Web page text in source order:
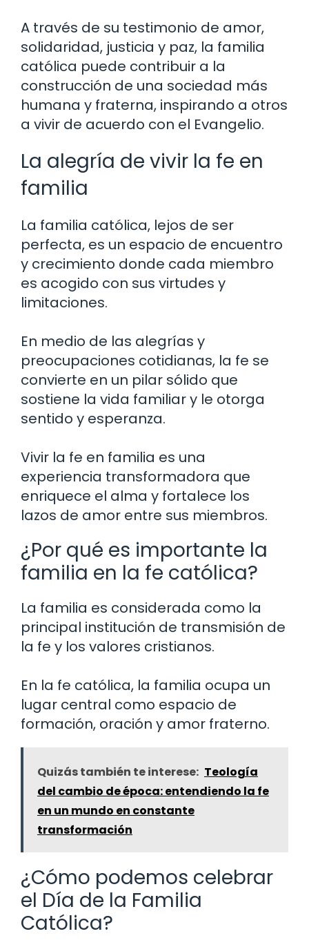
A través de su testimonio de amor,
solidaridad, justicia y paz, la familia
católica puede contribuir a la
construcción de una sociedad más
humana y fraterna, inspirando a otros
a vivir de acuerdo con el Evangelio.
La alegría de vivir la fe en
familia
La familia católica, lejos de ser
perfecta, es un espacio de encuentro
y crecimiento donde cada miembro
es acogido con sus virtudes y
limitaciones.
En medio de las alegrías y
preocupaciones cotidianas, la fe se
convierte en un pilar sólido que
sostiene la vida familiar y le otorga
sentido y esperanza.
Vivir la fe en familia es una
experiencia transformadora que
enriquece el alma y fortalece los
lazos de amor entre sus miembros.
¿Por qué es importante la
familia en la fe católica?
La familia es considerada como la
principal institución de transmisión de
la fe y los valores cristianos.
En la fe católica, la familia ocupa un
lugar central como espacio de
formación, oración y amor fraterno.
Quizás también te interese: Teología
del cambio de época: entendiendo la fe
en un mundo en constante
transformación
¿Cómo podemos celebrar
el Día de la Familia
Católica?